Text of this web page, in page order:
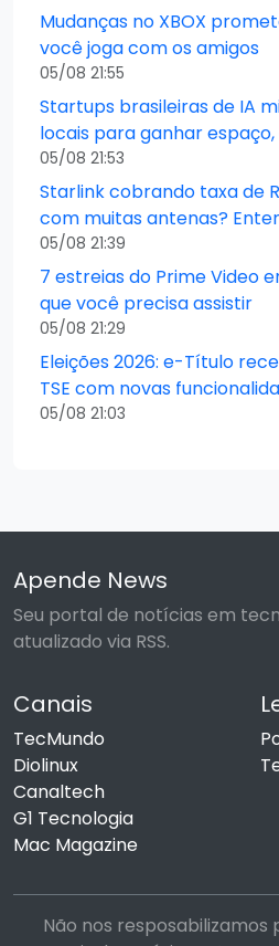
Mudanças no XBOX
você joga com os amigos
05/08 21:55
Startups brasileiras de IA
locais para ganhar espaço,
05/08 21:53
Starlink cobrando taxa de
com muitas antenas?
05/08 21:39
7 estreias do Prime Video
que você precisa assistir
05/08 21:29
Eleições 2026: e-Título
TSE com novas
05/08 21:03
Apende News
Seu portal de notícias em
atualizado via RSS.
Canais
TecMundo
Diolinux
Canaltech
G1 Tecnologia
Mac Magazine
Não nos resposabilizamos